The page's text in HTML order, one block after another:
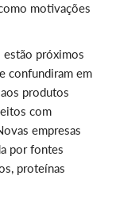
motivações
próximos
confundiram em
produtos
com
empresas
por fontes
proteínas